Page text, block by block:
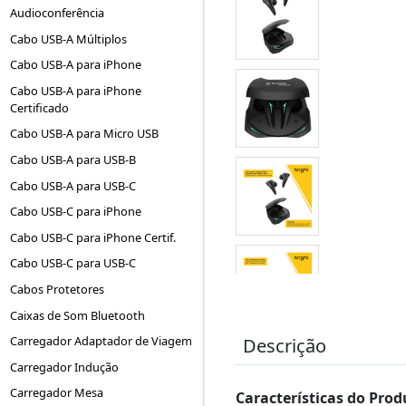
Audioconferência
Cabo USB-A Múltiplos
Cabo USB-A para iPhone
Cabo USB-A para iPhone
Certificado
Cabo USB-A para Micro USB
Cabo USB-A para USB-B
Cabo USB-A para USB-C
Cabo USB-C para iPhone
Cabo USB-C para iPhone Certif.
Cabo USB-C para USB-C
Cabos Protetores
Caixas de Som Bluetooth
Carregador Adaptador de Viagem
Carregador Indução
Carregador Mesa
Descrição
Características do